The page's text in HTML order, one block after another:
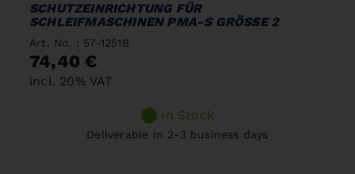
SCHUTZEINRICHTUNG FÜR
SCHLEIFMASCHINEN PMA-S GRÖSSE 2
Art. No. : 57-1251B
74,40 €
incl. 20% VAT
In Stock
Deliverable in 2-3 business days